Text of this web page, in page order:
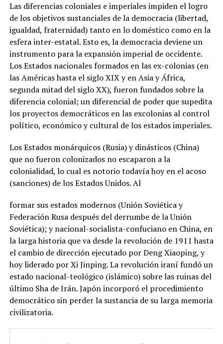
Las diferencias coloniales e imperiales impiden el logro
de los objetivos sustanciales de la democracia (libertad,
igualdad, fraternidad) tanto en lo doméstico como en la
esfera inter-estatal. Esto es, la democracia deviene un
instrumento para la expansión imperial de occidente.
Los Estados nacionales formados en las ex-colonias (en
las Américas hasta el siglo XIX y en Asia y África,
segunda mitad del siglo XX), fueron fundados sobre la
diferencia colonial; un diferencial de poder que supedita
los proyectos democráticos en las excolonias al control
político, económico y cultural de los estados imperiales.
Los Estados monárquicos (Rusia) y dinásticos (China)
que no fueron colonizados no escaparon a la
colonialidad, lo cual es notorio todavía hoy en el acoso
(sanciones) de los Estados Unidos. Al
formar sus estados modernos (Unión Soviética y
Federación Rusa después del derrumbe de la Unión
Soviética); y nacional-socialista-confuciano en China, en
la larga historia que va desde la revolución de 1911 hasta
el cambio de dirección ejecutado por Deng Xiaoping, y
hoy liderado por Xi Jinping. La revolución iraní fundó un
estado nacional-teológico (islámico) sobre las ruinas del
último Sha de Irán. Japón incorporó el procedimiento
democrático sin perder la sustancia de su larga memoria
civilizatoria.